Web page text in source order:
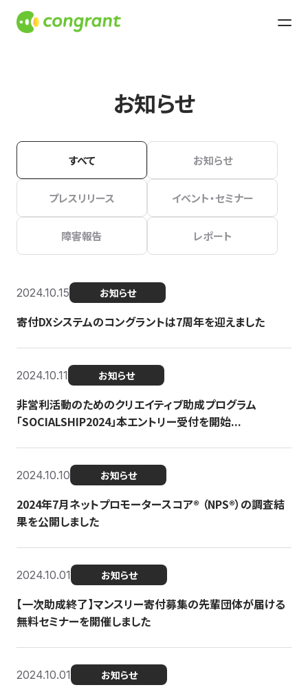
お知らせ
すべて お知らせ
プレスリリース イベント・セミナー
障害報告 レポート
2024.10.15 お知らせ
寄付DXシステムのコングラントは7周年を迎えました
2024.10.11 お知らせ
非営利活動のためのクリエイティブ助成プログラム
「SOCIALSHIP2024」本エントリー受付を開始...
2024.10.10 お知らせ
2024年7月ネットプロモータースコア®︎ （NPS®︎）の調査結
果を公開しました
2024.10.01 お知らせ
【一次助成終了】マンスリー寄付募集の先輩団体が届ける
無料セミナーを開催しました
2024.10.01 お知らせ